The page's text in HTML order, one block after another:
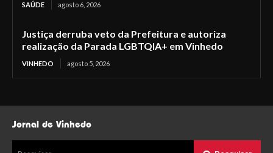
SAÚDE agosto 6, 2026
Justiça derruba veto da Prefeitura e autoriza
realização da Parada LGBTQIA+ em Vinhedo
VINHEDO agosto 5, 2026
Jornal de Vinhedo